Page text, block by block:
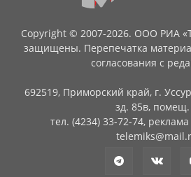
Copyright © 2007-2026. ООО РИА
защищены. Перепечатка
согласования с
692519, Приморский край, г.
зд. 85в,
тел. (4234) 33-72-74,